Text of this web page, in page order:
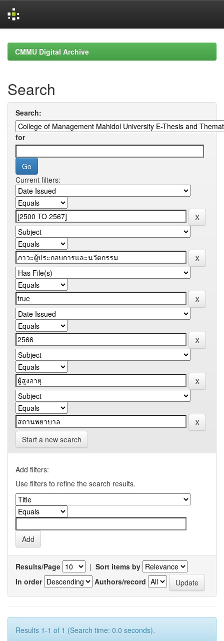
navigationCMMU Digital Archive
Search
Search:
for
Current filters:
Start a new search
Add filters:
Use filters to refine the search results.
Results/Page | Sort items by
In order
Authors/record
Results 1-1 of 1 (Search time: 0.0 seconds).